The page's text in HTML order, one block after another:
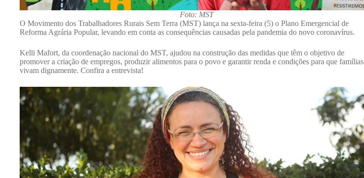
Foto: MST
O Movimento dos Trabalhadores Rurais Sem Terra (MST) lança na sexta-feira (5) o Plano Emergencial de
Reforma Agrária Popular, levando em conta as consequências causadas pela pandemia do novo coronavírus.
Kelli Mafort, da coordenação nacional do MST, ajudou na construção das medidas que têm o objetivo de
promover a criação de empregos, produzir alimentos para o povo e garantir renda e condições para que famílias
vivam dignamente. Confira a entrevista!